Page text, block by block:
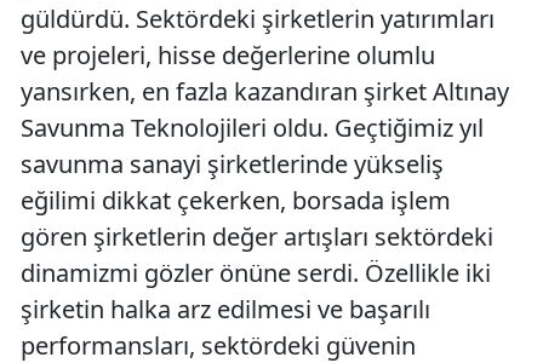
güldürdü. Sektördeki şirketlerin yatırımları
ve projeleri, hisse değerlerine olumlu
yansırken, en fazla kazandıran şirket Altınay
Savunma Teknolojileri oldu. Geçtiğimiz yıl
savunma sanayi şirketlerinde yükseliş
eğilimi dikkat çekerken, borsada işlem
gören şirketlerin değer artışları sektördeki
dinamizmi gözler önüne serdi. Özellikle iki
şirketin halka arz edilmesi ve başarılı
performansları, sektördeki güvenin